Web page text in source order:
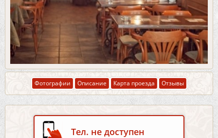
Фотографии Описание Карта проезда Отзывы
Тел. не доступен